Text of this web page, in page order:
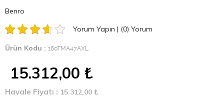
Benro
Yorum Yapın | (0) Yorum
Ürün Kodu : 160TMA47AXL
15.312,00 ₺
Havale Fiyatı : 15.312,00 ₺